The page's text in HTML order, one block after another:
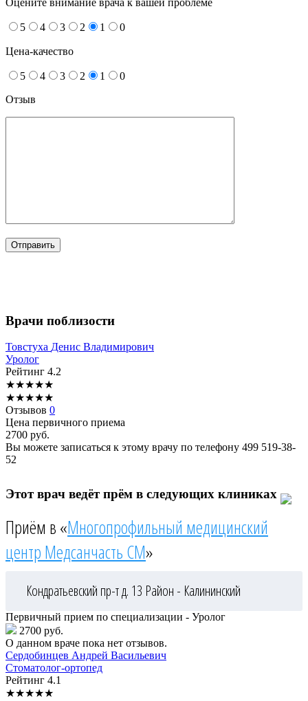
Оцените внимание врача к вашей проблеме
5 4 3 2 1 0
Цена-качество
5 4 3 2 1
0
Отзыв
Врачи поблизости
Товстуха Денис Владимирович
Уролог
Рейтинг 4.2
★★★★★
★★★★★
Отзывов 0
Цена первичного приема
2700 руб.
Вы можете записаться к этому врачу по телефону 499 519-38-
52
Этот врач ведёт прём в следующих клиниках
Приём в «Многопрофильный медицинский
центр Медсанчасть СМ»
Кондратьевский пр-т д. 13 Район - Калининский
Первичный прием по специализации - Уролог
2700 руб.
О данном враче пока нет отзывов.
Сердобинцев Андрей Васильевич
Стоматолог-ортопед
Рейтинг 4.1
★★★★★